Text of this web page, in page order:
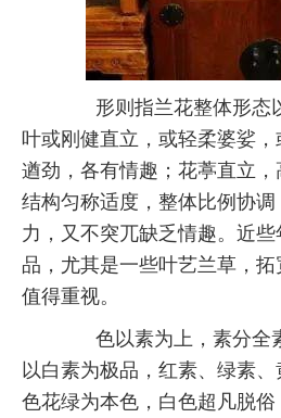
形则指兰花整体形态
叶或刚健直立，或轻柔婆娑
遒劲，各有情趣；花葶直立
结构匀称适度，整体比例协
力，又不突兀缺乏情趣。近
品，尤其是一些叶艺兰草，
值得重视。
色以素为上，素分全
以白素为极品 ，红素、绿素
色花绿为本色，白色超凡脱